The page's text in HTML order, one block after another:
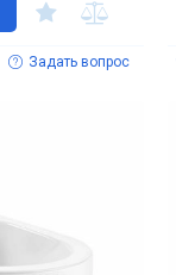
Задать вопрос